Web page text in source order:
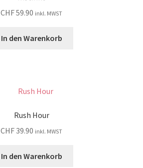
CHF59.90 inkl. MWST
In den Warenkorb
Rush Hour
CHF39.90 inkl. MWST
In den Warenkorb